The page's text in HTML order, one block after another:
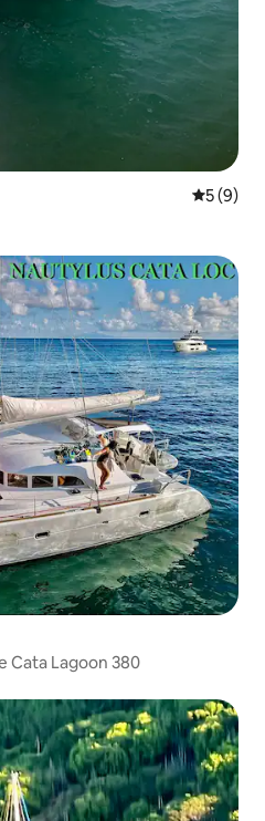
5 (9)
Cata Lagoon 380